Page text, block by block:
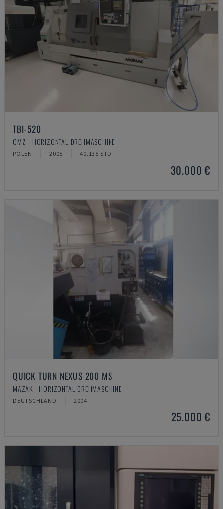
TBI-520
CMZ - HORIZONTAL-DREHMASCHINE
POLEN 2005 40.135 STD
30.000 €
QUICK TURN NEXUS 200 MS
MAZAK - HORIZONTAL-DREHMASCHINE
DEUTSCHLAND 2004
25.000 €